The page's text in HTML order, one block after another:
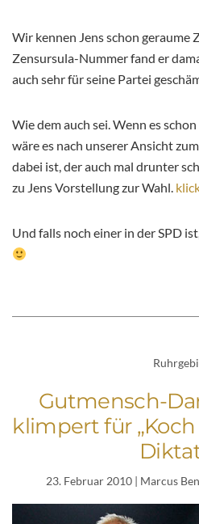
Wir kennen Jens schon geraume
Zensursula-Nummer fand er
auch sehr für seine Partei
Wie dem auch sei. Wenn es
wäre es nach unserer Ansicht
dabei ist, der auch mal drunter
zu Jens Vorstellung zur Wahl.
Und falls noch einer in der SPD
Gutmensch-
klimpert für
23. Februar 2010| Marcus